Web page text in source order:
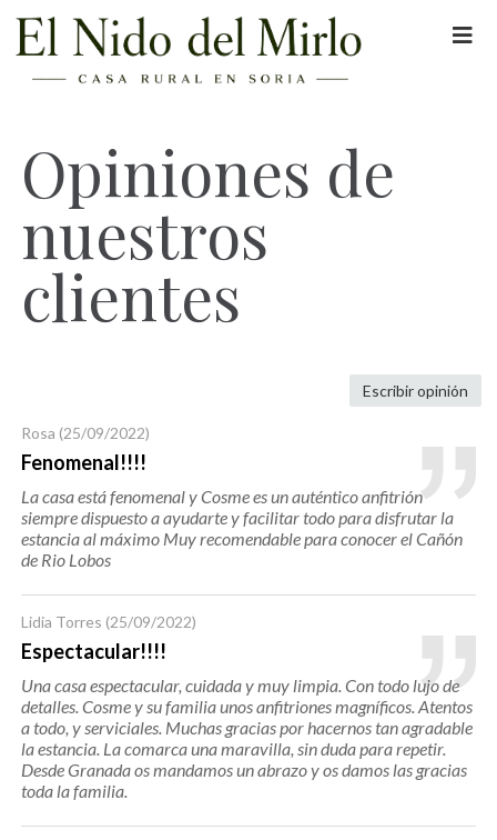
Opiniones de
nuestros
clientes
Escribir opinión
Rosa (25/09/2022)
Fenomenal!!!!
La casa está fenomenal y Cosme es un auténtico anfitrión
siempre dispuesto a ayudarte y facilitar todo para disfrutar la
estancia al máximo Muy recomendable para conocer el Cañón
de Rio Lobos
Lidia Torres (25/09/2022)
Espectacular!!!!
Una casa espectacular, cuidada y muy limpia. Con todo lujo de
detalles. Cosme y su familia unos anfitriones magníficos. Atentos
a todo, y serviciales. Muchas gracias por hacernos tan agradable
la estancia. La comarca una maravilla, sin duda para repetir.
Desde Granada os mandamos un abrazo y os damos las gracias
toda la familia.